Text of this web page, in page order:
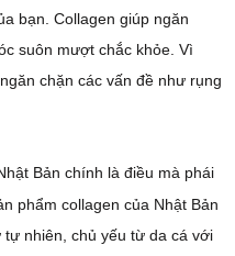
bạn. Collagen giúp ngăn
suôn mượt chắc khỏe. Vì
chặn các vấn đề như rụng
Bản chính là điều mà phái
phẩm collagen của Nhật Bản
nhiên, chủ yếu từ da cá với